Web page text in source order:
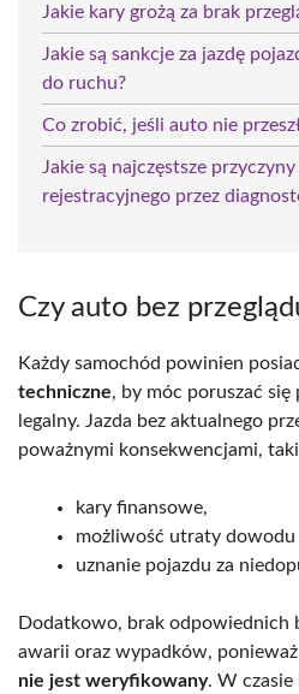
Jakie kary grożą za brak
Jakie są sankcje za jazdę
do ruchu?
Co zrobić, jeśli auto nie
Jakie są najczęstsze
rejestracyjnego przez
Czy auto bez
Każdy samochód powinien
techniczne, by móc poruszać
legalny. Jazda bez aktualnego
poważnymi konsekwencjami,
kary finansowe,
możliwość utraty dowodu
uznanie pojazdu za
Dodatkowo, brak odpowiednich
awarii oraz wypadków, ponieważ
nie jest weryfikowany. W